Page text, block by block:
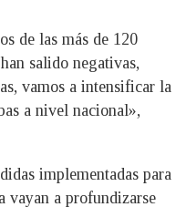
de las más de 120
salido negativas,
vamos a intensificar la
a nivel nacional»,
implementadas para
vayan a profundizarse